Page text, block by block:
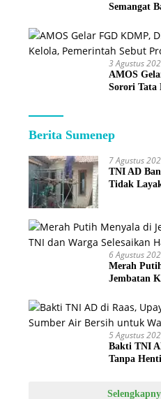
Semangat
3 Agustus
AMOS
Sorori Tata
Berita Sumenep
7 Agustus
TNI AD
Tidak
6 Agustus
Merah
Jembatan
Bersama
5 Agustus
Bakti TNI
Tanpa